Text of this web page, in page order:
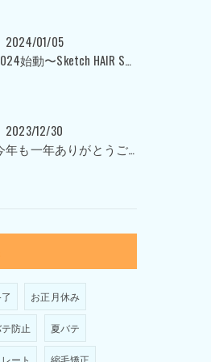
2024/01/05
2024始動〜Sketch HAIR SALON 代官山〜
2023/12/30
今年も一年ありがとうございました〜Sketch HAIR SALON 代官山の美容室〜
お正月休み
防止 夏バテ
ート 縮毛矯正